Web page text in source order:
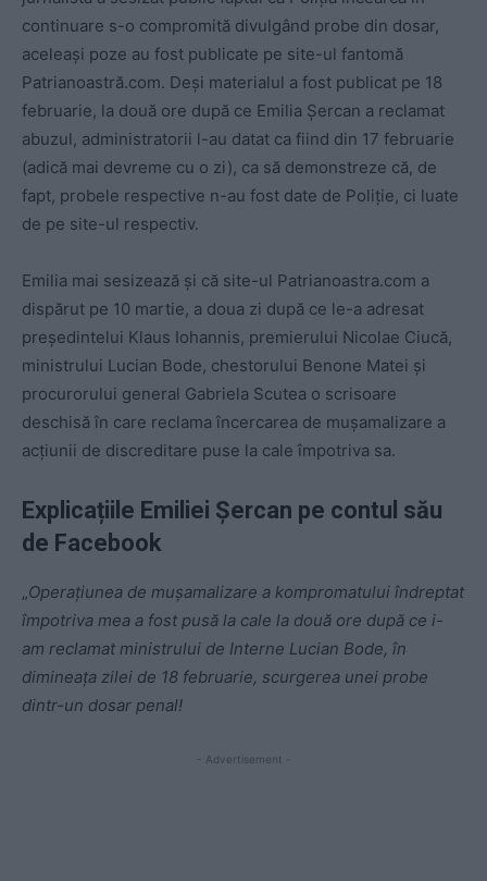
continuare s-o compromită divulgând probe din dosar,
aceleași poze au fost publicate pe site-ul fantomă
Patrianoastră.com. Deși materialul a fost publicat pe 18
februarie, la două ore după ce Emilia Șercan a reclamat
abuzul, administratorii l-au datat ca fiind din 17 februarie
(adică mai devreme cu o zi), ca să demonstreze că, de
fapt, probele respective n-au fost date de Poliție, ci luate
de pe site-ul respectiv.
Emilia mai sesizează și că site-ul Patrianoastra.com a
dispărut pe 10 martie, a doua zi după ce le-a adresat
președintelui Klaus Iohannis, premierului Nicolae Ciucă,
ministrului Lucian Bode, chestorului Benone Matei și
procurorului general Gabriela Scutea o scrisoare
deschisă în care reclama încercarea de mușamalizare a
acțiunii de discreditare puse la cale împotriva sa.
Explicațiile Emiliei Șercan pe contul său
de Facebook
Operațiunea de mușamalizare a kompromatului îndreptat
împotriva mea a fost pusă la cale la două ore după ce i-
am reclamat ministrului de Interne Lucian Bode, în
dimineața zilei de 18 februarie, scurgerea unei probe
dintr-un dosar penal!
- Advertisement -